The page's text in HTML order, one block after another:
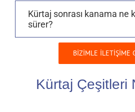
Kürtaj sonrası kanama ne
sürer?
BİZİMLE İLETİŞİME
Kürtaj Çeşitleri